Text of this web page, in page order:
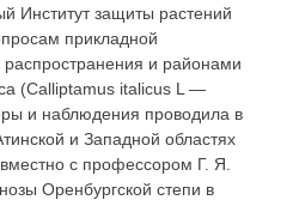
Институт защиты растений
прикладной
и районами
(Calliptamus italicus L —
и наблюдения проводила в
и Западной областях
с профессором Г. Я.
Оренбургской степи в